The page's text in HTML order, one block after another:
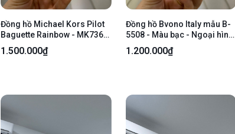
Đồng hồ Michael Kors Pilot
Baguette Rainbow - MK7368
- 36mm - Màu bạc - Ngoại
hình: 97.5% - Body
1.500.000₫
Đồng hồ Bvono Italy mẫu B-
5508 - Màu bạc - Ngoại hình:
97% - Xước kính, sườn, lưng -
Body
1.200.000₫